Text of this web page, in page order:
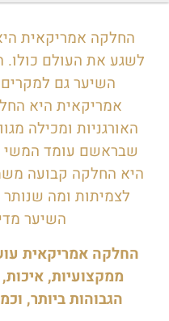
החלקה אמריקאית
לשגע את העולם כולו.
השיער גם
אמריקאית היא
האורגניות ומכילה
שבראשם עומד המשי
היא החלקה קבועה
לצמיתות ומה
השיער
החלקה אמריקאית
ממקצועיות,
הגבוהות ביותר,